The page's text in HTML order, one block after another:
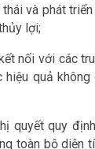
và phát
lợi;
nối với các
quả
quyết quy
toàn bộ diện